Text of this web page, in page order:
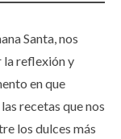
Santa, nos
la reflexión y
en que
recetas que nos
los dulces más